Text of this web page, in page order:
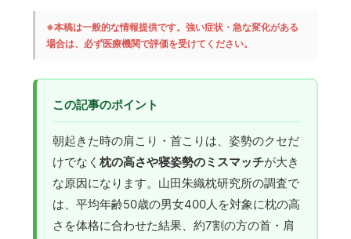
※本稿は一般的な情報提供です。強い症状・急な変化がある
場合は、必ず医療機関で評価を受けてください。
この記事のポイント
朝起きた時の肩こり・首こりは、姿勢のクセだ
けでなく枕の高さや寝姿勢のミスマッチが大き
な原因になります。山田朱織枕研究所の調査で
は、平均年齢50歳の男女400人を対象に枕の高
さを体格に合わせた結果、約7割の方の首・肩